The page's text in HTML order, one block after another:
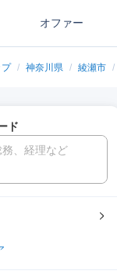
オファー
/ 神奈川県 / 綾瀬市 /
ド